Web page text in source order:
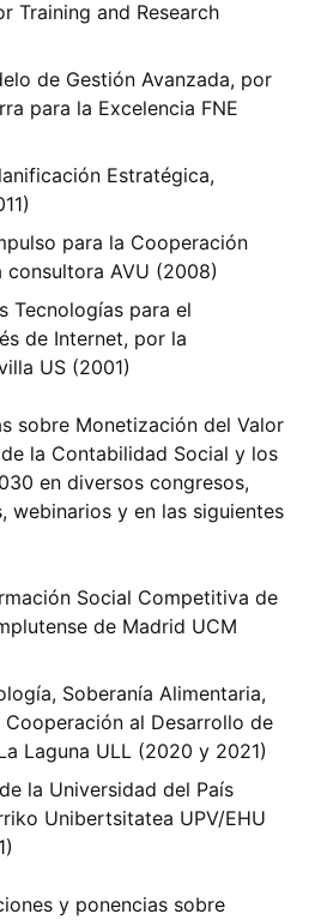
Training and Research
de Gestión Avanzada, por
para la Excelencia FNE
Estratégica,
para la Cooperación
consultora AVU (2008)
Tecnologías para el
de Internet, por la
US (2001)
sobre Monetización del Valor
la Contabilidad Social y los
en diversos congresos,
webinarios y en las siguientes
Social Competitiva de
de Madrid UCM
Soberanía Alimentaria,
al Desarrollo de
Laguna ULL (2020 y 2021)
la Universidad del País
Unibertsitatea UPV/EHU
y ponencias sobre